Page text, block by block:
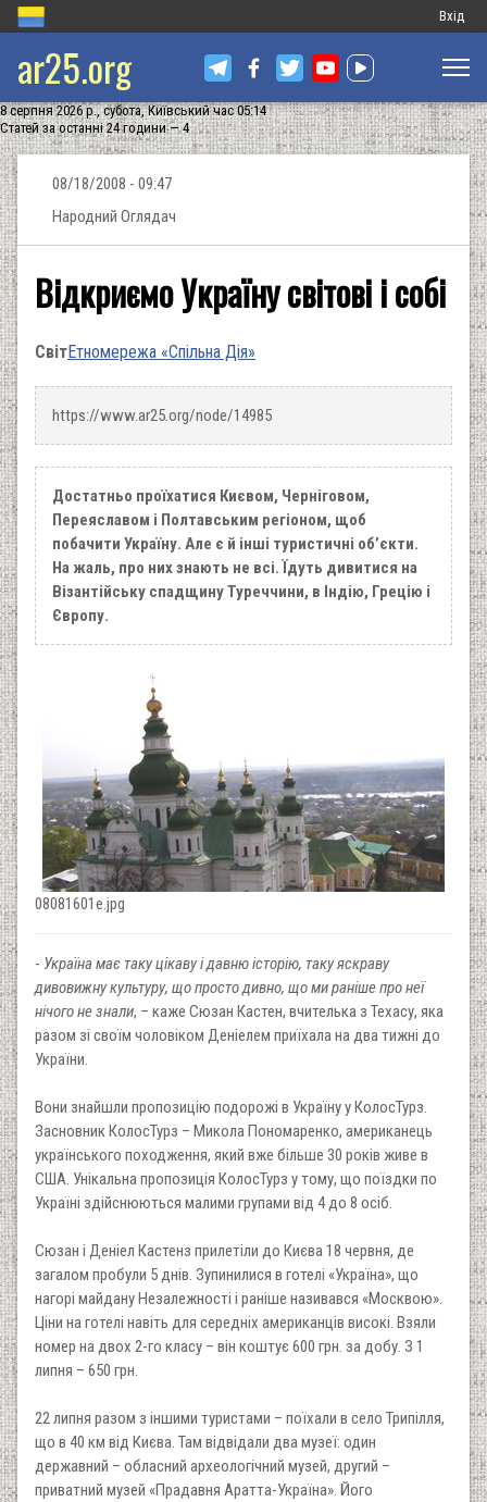
Меню
запису
Вхід
ar25.org
8 серпня 2026 р., субота, Київський час 05:14
Статей за останні 24 години — 4
08/18/2008 - 09:47
Народний Оглядач
Відкриємо Україну світові і собі
СвітЕтномережа «Спільна Дія»
https://www.ar25.org/node/14985
Достатньо проїхатися Києвом, Черніговом,
Переяславом і Полтавським регіоном, щоб
побачити Україну. Але є й інші туристичні об’єкти.
На жаль, про них знають не всі. Їдуть дивитися на
Візантійську спадщину Туреччини, в Індію, Грецію і
Європу.
08081601e.jpg
- Україна має таку цікаву і давню історію, таку яскраву
дивовижну культуру, що просто дивно, що ми раніше про неї
нічого не знали, – каже Сюзан Кастен, вчителька з Техасу, яка
разом зі своїм чоловіком Деніелем приїхала на два тижні до
України.
Вони знайшли пропозицію подорожі в Україну у КолосТурз.
Засновник КолосТурз – Микола Пономаренко, американець
українського походження, який вже більше 30 років живе в
США. Унікальна пропозиція КолосТурз у тому, що поїздки по
Україні здійснюються малими групами від 4 до 8 осіб.
Сюзан і Деніел Кастенз прилетіли до Києва 18 червня, де
загалом пробули 5 днів. Зупинилися в готелі «Україна», що
нагорі майдану Незалежності і раніше називався «Москвою».
Ціни на готелі навіть для середніх американців високі. Взяли
номер на двох 2-го класу – він коштує 600 грн. за добу. З 1
липня – 650 грн.
22 липня разом з іншими туристами – поїхали в село Трипілля,
що в 40 км від Києва. Там відвідали два музеї: один
державний – обласний археологічний музей, другий –
приватний музей «Прадавня Аратта-Україна». Його